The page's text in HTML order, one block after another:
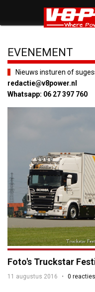
EVENEMENT
Nieuws insturen of
redactie@v8power.nl
Whatsapp: 06 27 397 760
Foto's Truckstar
11 augustus 2016 0 reacties